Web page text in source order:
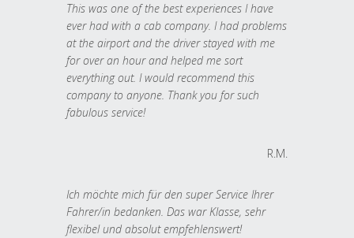
This was one of the best experiences I have
ever had with a cab company. I had problems
at the airport and the driver stayed with me
for over an hour and helped me sort
everything out. I would recommend this
company to anyone. Thank you for such
fabulous service!
R.M.
Ich möchte mich für den super Service Ihrer
Fahrer/in bedanken. Das war Klasse, sehr
flexibel und absolut empfehlenswert!